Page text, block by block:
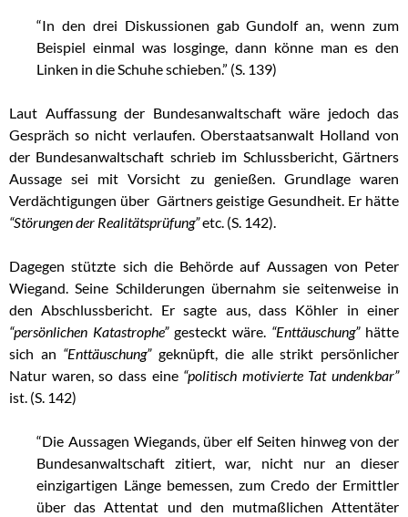
“In den drei Diskussionen gab Gundolf an, wenn zum
Beispiel einmal was losginge, dann könne man es den
Linken in die Schuhe schieben.” (S. 139)
Laut Auffassung der Bundesanwaltschaft wäre jedoch das
Gespräch so nicht verlaufen. Oberstaatsanwalt Holland von
der Bundesanwaltschaft schrieb im Schlussbericht, Gärtners
Aussage sei mit Vorsicht zu genießen. Grundlage waren
Verdächtigungen über Gärtners geistige Gesundheit. Er hätte
“Störungen der Realitätsprüfung”etc. (S. 142).
Dagegen stützte sich die Behörde auf Aussagen von Peter
Wiegand. Seine Schilderungen übernahm sie seitenweise in
den Abschlussbericht. Er sagte aus, dass Köhler in einer
“persönlichen Katastrophe”gesteckt wäre. “Enttäuschung”hätte
sich an “Enttäuschung”geknüpft, die alle strikt persönlicher
Natur waren, so dass eine “politisch motivierte Tat undenkbar”
ist. (S. 142)
“Die Aussagen Wiegands, über elf Seiten hinweg von der
Bundesanwaltschaft zitiert, war, nicht nur an dieser
einzigartigen Länge bemessen, zum Credo der Ermittler
über das Attentat und den mutmaßlichen Attentäter